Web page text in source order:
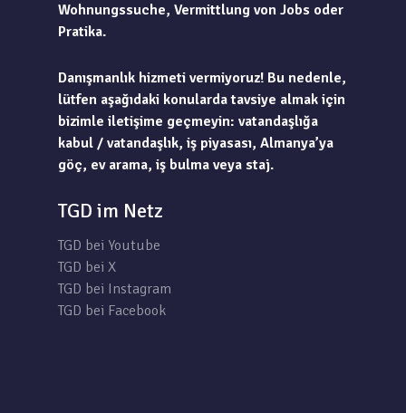
Wohnungssuche, Vermittlung von Jobs oder
Pratika.
Danışmanlık hizmeti vermiyoruz! Bu nedenle,
lütfen aşağıdaki konularda tavsiye almak için
bizimle iletişime geçmeyin: vatandaşlığa
kabul / vatandaşlık, iş piyasası, Almanya’ya
göç, ev arama, iş bulma veya staj.
TGD im Netz
TGD bei Youtube
TGD bei X
TGD bei Instagram
TGD bei Facebook